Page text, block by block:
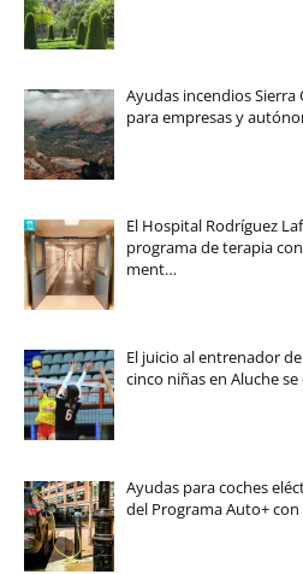
Ayudas incendios Sierra
para empresas y
El Hospital Rodríguez
programa de terapia
ment…
El juicio al entrenador
cinco niñas en Aluche
Ayudas para coches
del Programa Auto+